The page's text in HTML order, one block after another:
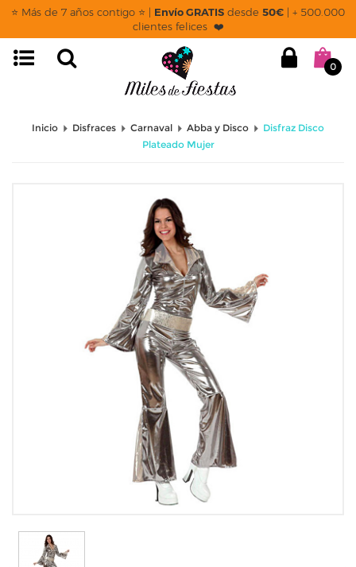
⭐ Más de 7 años contigo ⭐ | Envío GRATIS desde 50€ | + 500.000
clientes felices ❤️
0
Inicio Disfraces Carnaval Abba y Disco
Disfraz Disco
Plateado Mujer